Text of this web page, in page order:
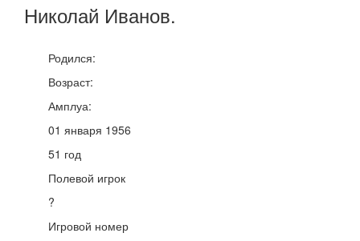
Николай Иванов.
Родился:
Возраст:
Амплуа:
01 января 1956
51 год
Полевой игрок
?
Игровой номер